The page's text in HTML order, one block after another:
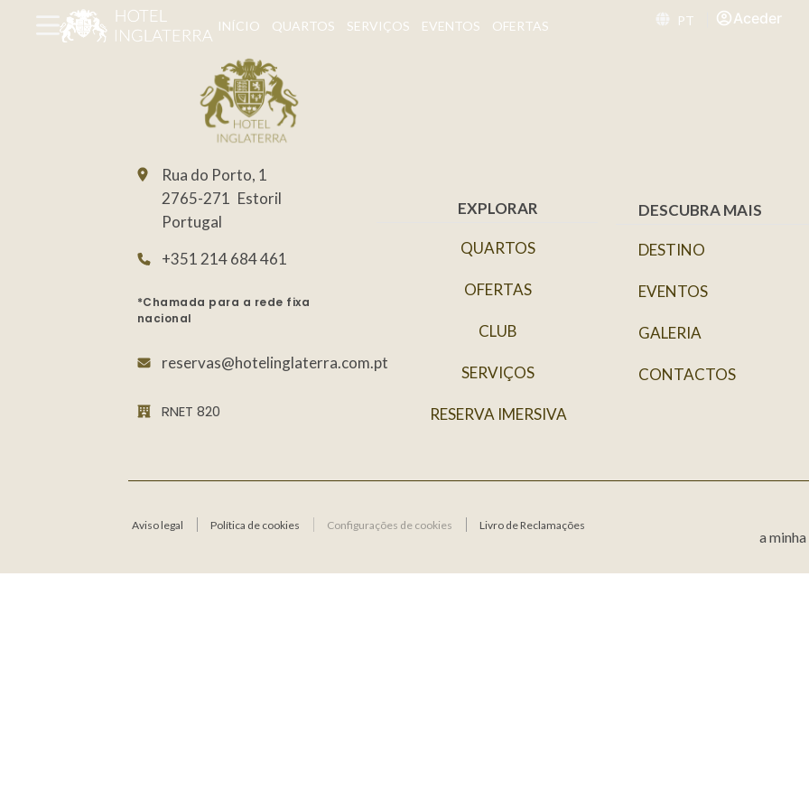
INÍCIO QUARTOS SERVIÇOS EVENTOS OFERTAS Aceder
PT
Rua do Porto, 1
2765-271 Estoril
Portugal
+351 214 684 461
*Chamada para a rede fixa
nacional
reservas@hotelinglaterra.com.pt
RNET 820
EXPLORAR
QUARTOS
OFERTAS
CLUB
SERVIÇOS
RESERVA IMERSIVA
DESCUBRA MAIS
DESTINO
EVENTOS
GALERIA
CONTACTOS
Aviso legal Política de cookies Configurações de cookies Livro de Reclamações
a